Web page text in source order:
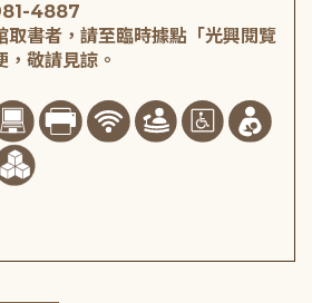
4887
取書者，請至臨時據點「光興閱覽
敬請見諒。